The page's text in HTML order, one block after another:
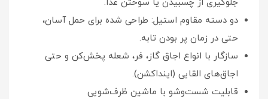
جلوگیری از چسبیدن یا سوختن غذا.
دو دسته مقاوم استیل: طراحی شده برای حمل آسان،
حتی در زمان پر بودن تابه.
سازگار با انواع اجاق گاز، فر، شعله پخش‌کن و حتی
اجاق‌های القایی (اینداکشن).
قابلیت شست‌وشو با ماشین ظرف‌شویی